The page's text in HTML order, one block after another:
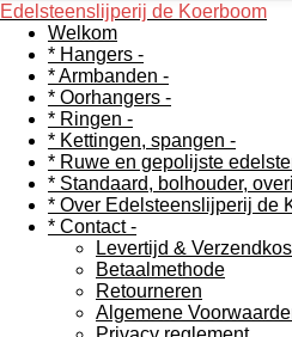
Edelsteenslijperij de Koerboom
Welkom
* Hangers -
* Armbanden -
* Oorhangers -
* Ringen -
* Kettingen, spangen -
* Ruwe en gepolijste
* Standaard, bolhouder,
* Over Edelsteenslijperij de
* Contact -
Levertijd &
Betaalmethode
Retourneren
Algemene